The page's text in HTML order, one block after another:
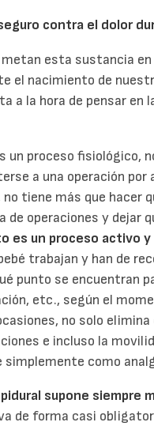
contra el dolor
esta sustancia
el nacimiento de
a la hora de pensar en
un proceso fisiológico,
a una operación por
tiene más que hacer
de operaciones y dejar
es un proceso activo y
trabajan y han de
punto se encuentran
etc., según el
no solo
e incluso la
simplemente como
supone siempre
de forma casi